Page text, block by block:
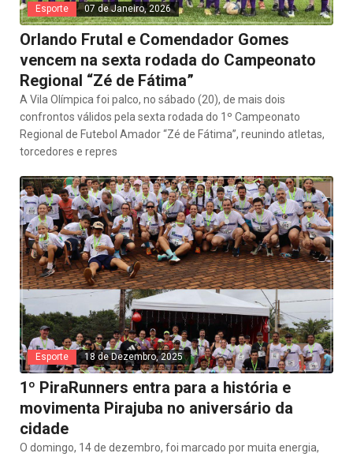
Esporte 07 de Janeiro, 2026
Orlando Frutal e Comendador Gomes
vencem na sexta rodada do Campeonato
Regional “Zé de Fátima”
A Vila Olímpica foi palco, no sábado (20), de mais dois
confrontos válidos pela sexta rodada do 1º Campeonato
Regional de Futebol Amador “Zé de Fátima”, reunindo atletas,
torcedores e repres
Esporte 18 de Dezembro, 2025
1º PiraRunners entra para a história e
movimenta Pirajuba no aniversário da
cidade
O domingo, 14 de dezembro, foi marcado por muita energia,